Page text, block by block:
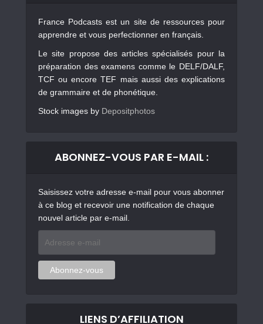
France Podcasts est un site de ressources pour
apprendre et vous perfectionner en français.
Le site propose des articles spécialisés pour la
préparation des examens comme le DELF/DALF,
TCF ou encore TEF mais aussi des explications
de grammaire et de phonétique.
Stock images by Depositphotos
ABONNEZ-VOUS PAR E-MAIL :
Saisissez votre adresse e-mail pour vous abonner
à ce blog et recevoir une notification de chaque
nouvel article par e-mail.
mail
Abonnez-vous
LIENS D’AFFILIATION